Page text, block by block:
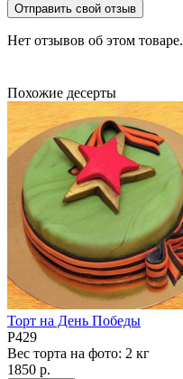
Отправить свой отзыв
Нет отзывов об этом товаре.
Похожие десерты
Торт на День Победы
P429
Вес торта на фото: 2 кг
1850 р.